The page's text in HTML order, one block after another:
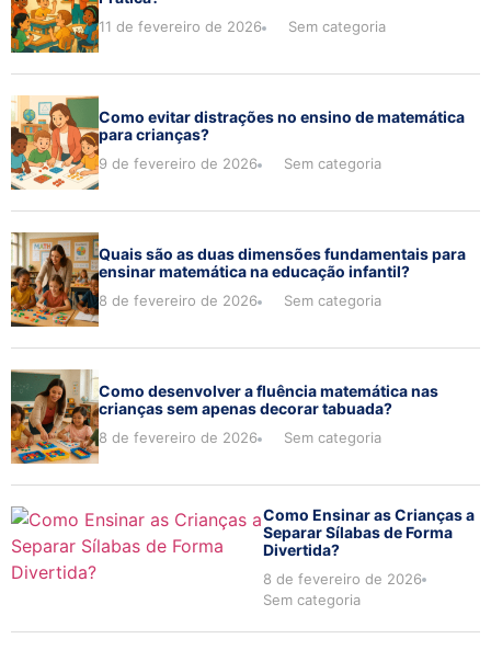
11 de fevereiro de 2026 Sem categoria
Como evitar distrações no ensino de matemática
para crianças?
9 de fevereiro de 2026 Sem categoria
Quais são as duas dimensões fundamentais para
ensinar matemática na educação infantil?
8 de fevereiro de 2026 Sem categoria
Como desenvolver a fluência matemática nas
crianças sem apenas decorar tabuada?
8 de fevereiro de 2026 Sem categoria
Como Ensinar as Crianças a
Separar Sílabas de Forma
Divertida?
8 de fevereiro de 2026
Sem categoria